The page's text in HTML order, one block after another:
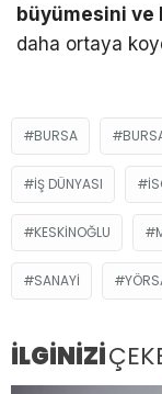
büyümesini ve
daha ortaya
BURSA
İŞ DÜNYASI
KESKINOĞLU
SANAYI
İLGİNİZİ